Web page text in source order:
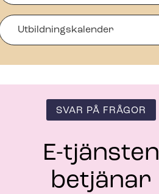
a
s
i
t
Ut­bild­nings­ka­len­der
SVAR PÅ FRÅGOR
E-tjänsten
betjänar